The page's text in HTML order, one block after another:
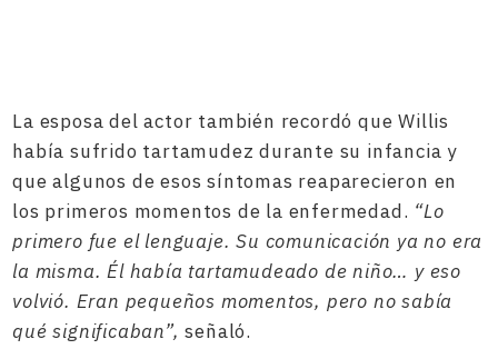
La esposa del actor también recordó que Willis
había sufrido tartamudez durante su infancia y
que algunos de esos síntomas reaparecieron en
los primeros momentos de la enfermedad. “Lo
primero fue el lenguaje. Su comunicación ya no era
la misma. Él había tartamudeado de niño… y eso
volvió. Eran pequeños momentos, pero no sabía
qué significaban”,señaló.